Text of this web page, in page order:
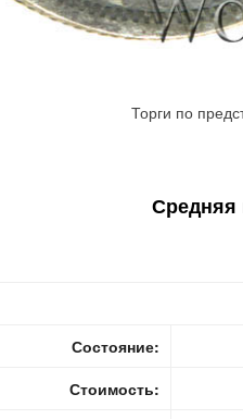
Торги по
Средняя
Состояние:
Стоимость: